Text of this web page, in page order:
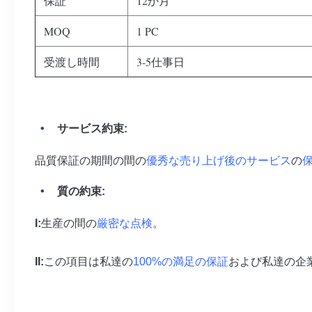
MOQ 1 PC
受渡し時間 3-5仕事日
サービス約束:
品質保証の期間の間の優秀な売り上げ後のサービスの
質の約束:
I:生産の間の厳密な点検。
II:この項目は私達の100%の満足の保証および私達の企